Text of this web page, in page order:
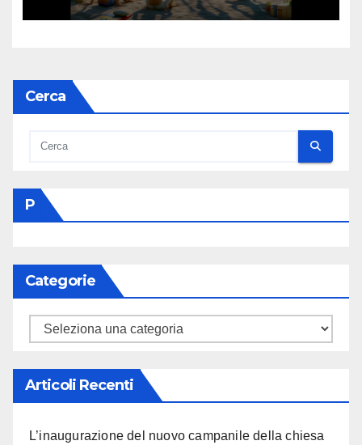
Cerca
P
Categorie
Categorie
Articoli Recenti
L’inaugurazione del nuovo campanile della chiesa